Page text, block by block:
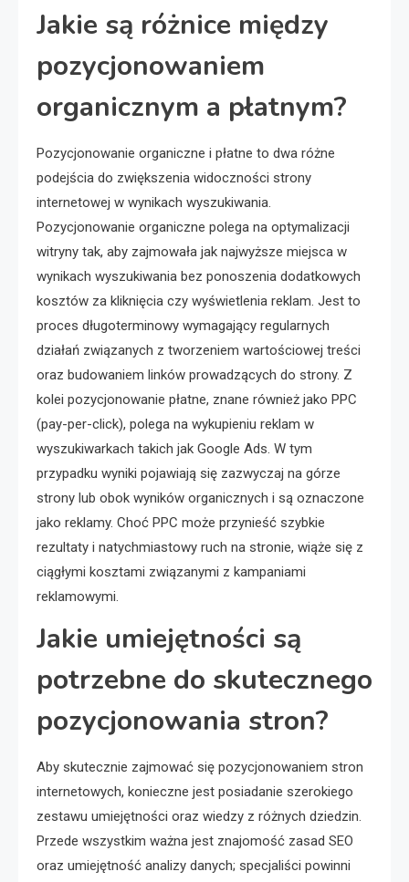
Jakie są różnice między
pozycjonowaniem
organicznym a płatnym?
Pozycjonowanie organiczne i płatne to dwa różne
podejścia do zwiększenia widoczności strony
internetowej w wynikach wyszukiwania.
Pozycjonowanie organiczne polega na optymalizacji
witryny tak, aby zajmowała jak najwyższe miejsca w
wynikach wyszukiwania bez ponoszenia dodatkowych
kosztów za kliknięcia czy wyświetlenia reklam. Jest to
proces długoterminowy wymagający regularnych
działań związanych z tworzeniem wartościowej treści
oraz budowaniem linków prowadzących do strony. Z
kolei pozycjonowanie płatne, znane również jako PPC
(pay-per-click), polega na wykupieniu reklam w
wyszukiwarkach takich jak Google Ads. W tym
przypadku wyniki pojawiają się zazwyczaj na górze
strony lub obok wyników organicznych i są oznaczone
jako reklamy. Choć PPC może przynieść szybkie
rezultaty i natychmiastowy ruch na stronie, wiąże się z
ciągłymi kosztami związanymi z kampaniami
reklamowymi.
Jakie umiejętności są
potrzebne do skutecznego
pozycjonowania stron?
Aby skutecznie zajmować się pozycjonowaniem stron
internetowych, konieczne jest posiadanie szerokiego
zestawu umiejętności oraz wiedzy z różnych dziedzin.
Przede wszystkim ważna jest znajomość zasad SEO
oraz umiejętność analizy danych; specjaliści powinni